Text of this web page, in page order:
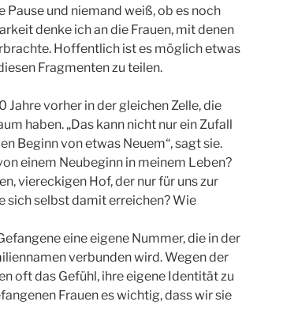
Pause und niemand weiß, ob es noch
denke ich an die Frauen, mit denen
Hoffentlich ist es möglich etwas
Fragmenten zu teilen.
Jahre vorher in der gleichen Zelle, die
haben. „Das kann nicht nur ein Zufall
Beginn von etwas Neuem“, sagt sie.
einem Neubeginn in meinem Leben?
viereckigen Hof, der nur für uns zur
sich selbst damit erreichen? Wie
eine eigene Nummer, die in der
verbunden wird. Wegen der
oft das Gefühl, ihre eigene Identität zu
Frauen es wichtig, dass wir sie